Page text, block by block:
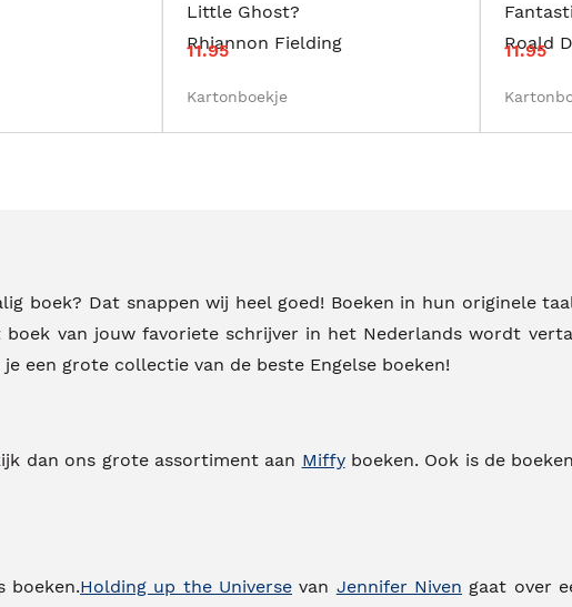
Little Ghost?
Rhiannon Fielding
11.95
Kartonboekje
Roald
11.95
boek? Dat snappen wij heel goed! Boeken in hun originele
van jouw favoriete schrijver in het Nederlands wordt
een grote collectie van de beste Engelse boeken!
dan ons grote assortiment aan Miffyboeken. Ook is de
boeken.Holding up the Universe van Jennifer Niven gaat over